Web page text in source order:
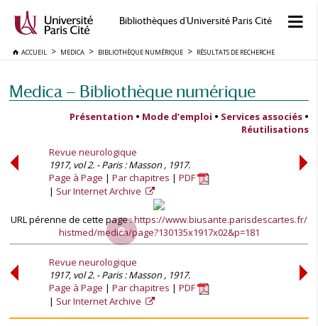
Bibliothèques d'Université Paris Cité
ACCUEIL MEDICA BIBLIOTHÈQUE NUMÉRIQUE RÉSULTATS DE RECHERCHE
Medica — Bibliothèque numérique
Présentation • Mode d’emploi • Services associés •
Réutilisations
Revue neurologique
1917, vol 2. - Paris : Masson , 1917.
Page à Page
Par chapitres
PDF
Sur Internet Archive
URL pérenne de cette page :https://www.biusante.parisdescartes.fr/
histmed/medica/page?130135x1917x02&p=181
Revue neurologique
1917, vol 2. - Paris : Masson , 1917.
Page à Page
Par chapitres
PDF
Sur Internet Archive